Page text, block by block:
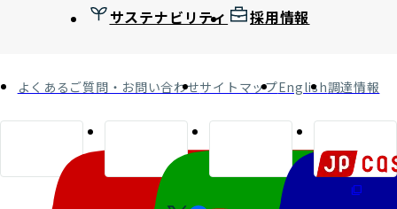
サステナビリティ 採用情報
よくあるご質問・お問い合わせサイトマップEnglish調達情報